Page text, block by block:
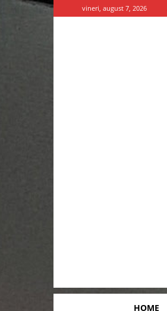
vineri, august 7, 2026
HOME